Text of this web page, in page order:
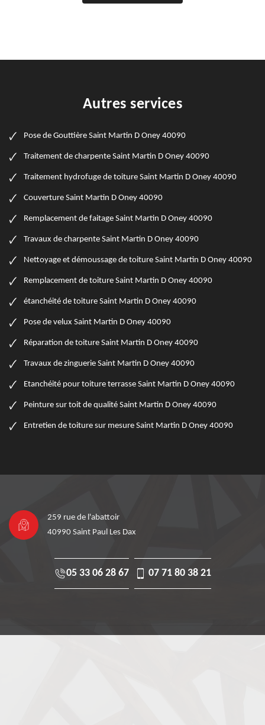
Autres services
Pose de Gouttière Saint Martin D Oney 40090
Traitement de charpente Saint Martin D Oney 40090
Traitement hydrofuge de toiture Saint Martin D Oney 40090
Couverture Saint Martin D Oney 40090
Remplacement de faitage Saint Martin D Oney 40090
Travaux de charpente Saint Martin D Oney 40090
Nettoyage et démoussage de toiture Saint Martin D Oney 40090
Remplacement de toiture Saint Martin D Oney 40090
étanchéité de toiture Saint Martin D Oney 40090
Pose de velux Saint Martin D Oney 40090
Réparation de toiture Saint Martin D Oney 40090
Travaux de zinguerie Saint Martin D Oney 40090
Etanchéité pour toiture terrasse Saint Martin D Oney 40090
Peinture sur toit de qualité Saint Martin D Oney 40090
Entretien de toiture sur mesure Saint Martin D Oney 40090
259 rue de l'abattoir
40990 Saint Paul Les Dax
05 33 06 28 67 07 71 80 38 21